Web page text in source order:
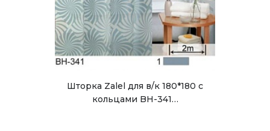
Шторка Zalel для в/к 180*180 c
кольцами BH-341…